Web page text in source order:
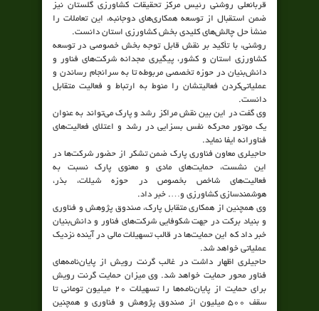
قربانعلی روشنی رئیس مرکز تحقیقات کشاورزی گلستان نیز
ضمن استقبال از توسعه همکاری‌های دوجانبه، این تعاملات را
منشأ حل چالش‌های کلیدی بخش کشاورزی استان دانست.
روشنی، با تأکید بر نقش قابل توجه بخش خصوصی در توسعه
کشاورزی استان و کشور، پیگیری مجدانه شرکت‌های فناور و
دانش‌بنیان در حوزه تخصصی مربوطه تا به سرانجام رساندن و
عملیاتی‌کردن فعالیتشان را منوط به ارتباط و فعالیت متقابل
دانست.
وی گفت در این بین نقش مراکز رشد و پارک می‌تواند به عنوان
یک موتور محرکه نفس بسزایی در رشد و اعتلای فعالیت‌های
فناورانه ایفا نماید.
حاجیلری معاون فناوری پارک ضمن تشکر از حضور شرکت‌ها در
این نشست، حمایت‌های مادی و معنوی پارک نسبت به
فعالیت‌های شاخص بخصوص در حوزه شیلات، بذر،
هوشمندسازی کشاورزی و…. خبر داد.
وی همچنین از همکاری متقابل پارک، صندوق پژوهش و فناوری
و بنیاد برکت در جهت شکوفایی شرکت‌های فناور و دانش‌بنیان
خبر داد که این حمایت‌ها در قالب تسهیلات مالی در آینده نزدیک
عملیاتی خواهد شد.
حاجیلری اظهار داشت در غالب گرنت رویش از پایان‌نامه‌های
فناور محور حمایت خواهد شد. وی میزان حمایت گرنت رویش
برای حمایت از پایان‌نامه‌ها را تسهیلات ۲۰ میلیون تومانی تا
سقف ۵۰۰ میلیون از صندوق پژوهش و فناوری و همچنین